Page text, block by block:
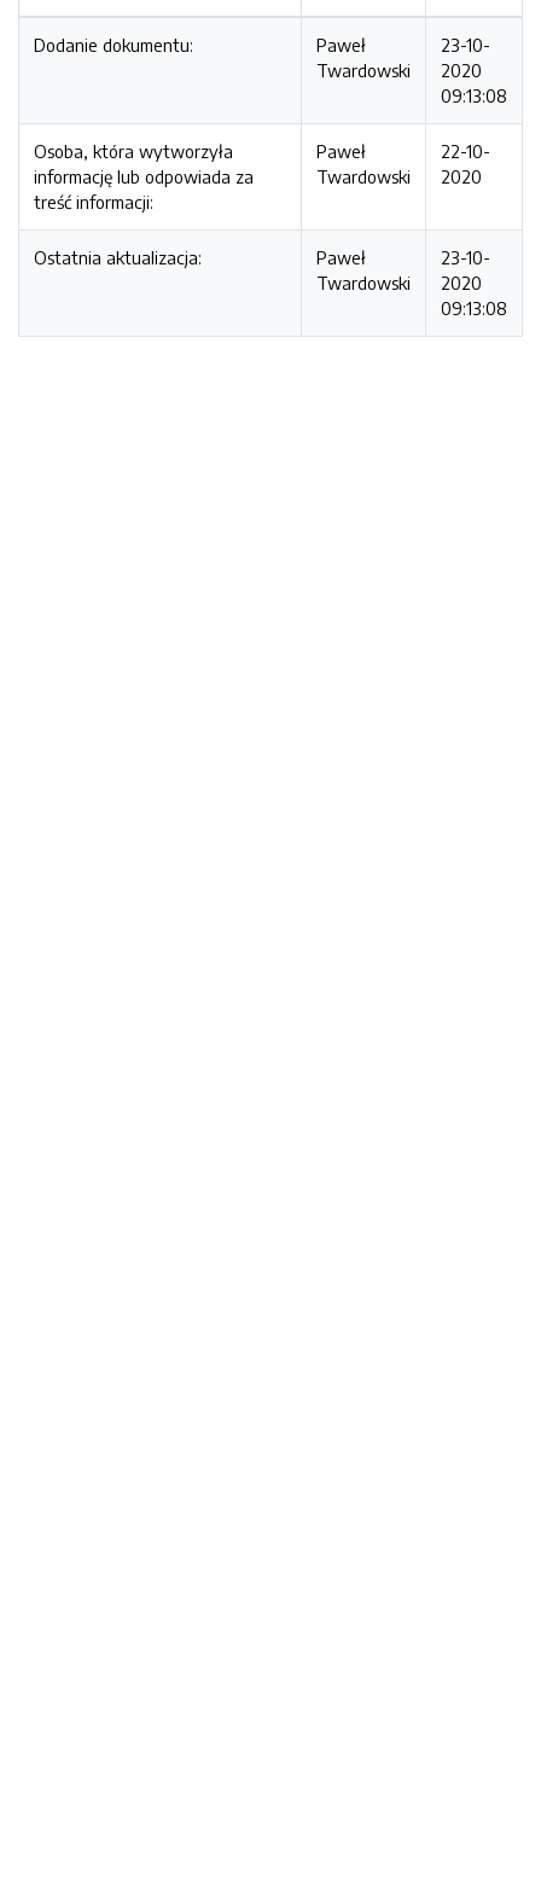
Dodanie dokumentu:
Paweł
Twardowski
23-10-
2020
09:13:08
Osoba, która wytworzyła
informację lub odpowiada za
treść informacji:
Paweł
Twardowski
22-10-
2020
Ostatnia aktualizacja:
Paweł
Twardowski
23-10-
2020
09:13:08